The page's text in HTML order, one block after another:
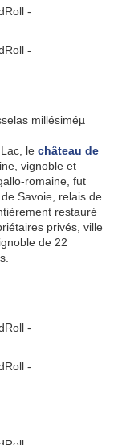
millésiméµ
le château de
vignoble et
romaine, fut
Savoie, relais de
restauré
privés, ville
de 22